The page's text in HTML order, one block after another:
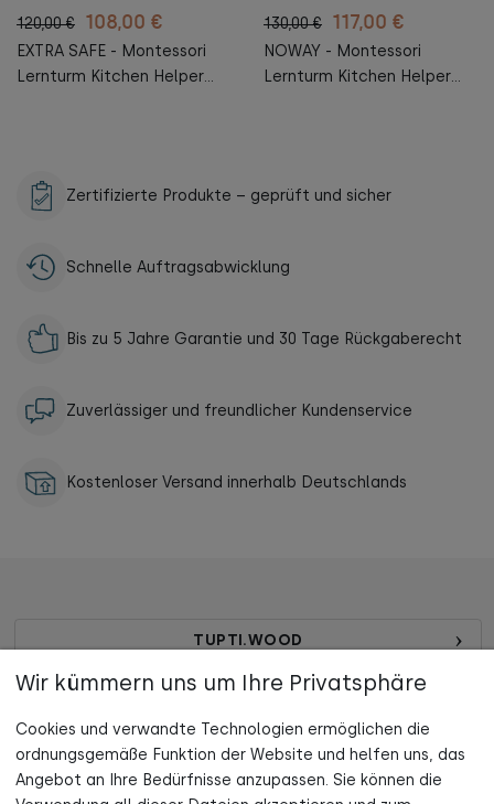
120,00 € 108,00 €
EXTRA SAFE - Montessori
Lernturm Kitchen Helper
130,00 € 117,00 €
NOWAY - Montessori
Lernturm Kitchen Helper
Zertifizierte Produkte – geprüft und sicher
Schnelle Auftragsabwicklung
Bis zu 5 Jahre Garantie und 30 Tage Rückgaberecht
Zuverlässiger und freundlicher Kundenservice
Kostenloser Versand innerhalb Deutschlands
TUPTI.WOOD
INFORMATION
MEIN KONTO
Wir kümmern uns um Ihre Privatsphäre
Cookies und verwandte Technologien ermöglichen die
ordnungsgemäße Funktion der Website und helfen uns, das
Angebot an Ihre Bedürfnisse anzupassen. Sie können die